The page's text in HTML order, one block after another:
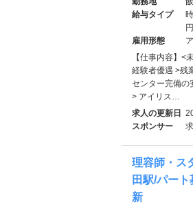
給与タイプ
円
雇用形態
【仕事内容】<
経験者優遇 >残
センター完備の
> アイリス…
求人の更新日
スポンサー
理容師・ス
田駅/パー
新